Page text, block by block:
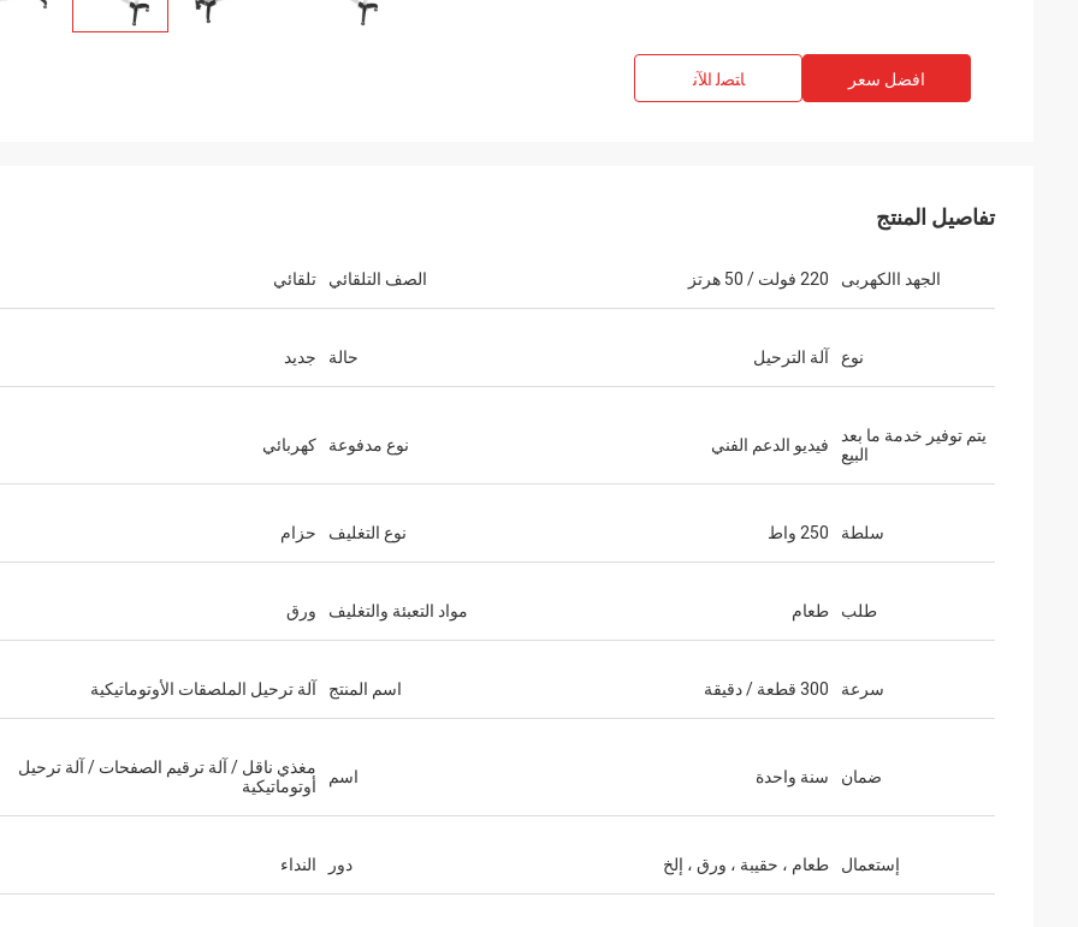
افضل سعر ﺎﺘﺼﻟ ﺍﻶﻧ
تفاصيل المنتج
الجهد االكهربى 220 فولت / 50 هرتز الصف التلقائي تلقائي
نوع آلة الترحيل حالة جديد
يتم توفير خدمة ما بعد
البيع
فيديو الدعم الفني نوع مدفوعة كهربائي
سلطة 250 واط نوع التغليف حزام
طلب طعام مواد التعبئة والتغليف ورق
سرعة 300 قطعة / دقيقة اسم المنتج آلة ترحيل الملصقات الأوتوماتيكية
ضمان سنة واحدة اسم
مغذي ناقل / آلة ترقيم الصفحات / آلة ترحيل
أوتوماتيكية
إستعمال طعام ، حقيبة ، ورق ، إلخ دور النداء